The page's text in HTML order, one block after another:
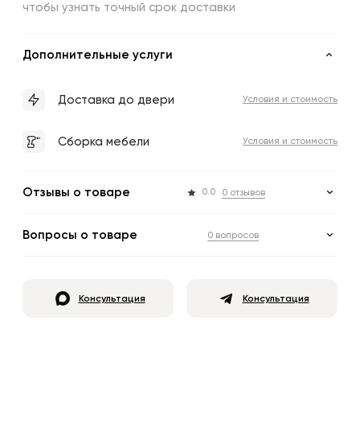
чтобы узнать точный срок доставки
Дополнительные услуги
Доставка до двери Условия и стоимость
Сборка мебели Условия и стоимость
Отзывы о товаре 0.0 0 отзывов
Вопросы о товаре 0 вопросов
Консультация Консультация